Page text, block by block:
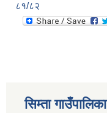
८१/८२
सिम्ता गाउँपालिका